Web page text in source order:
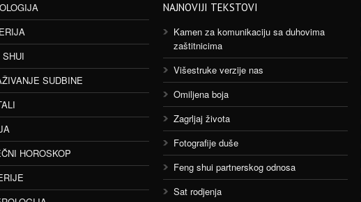
SUDBINE
HOROSKOP
NAJNOVIJI TEKSTOVI
Kamen za komunikaciju sa duhovima
zaštitnicima
Višestruke verzije nas
Omiljena boja
Zagrljaj života
Fotografije duše
Feng shui partnerskog odnosa
Sat rodjenja